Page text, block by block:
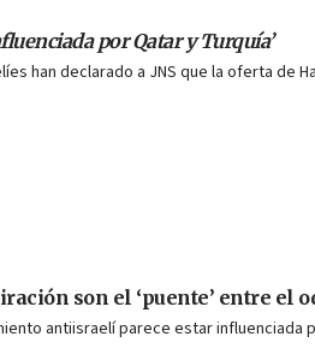
por Qatar y Turquía’
han declarado a JNS que la oferta
son el ‘puente’ entre el
antiisraelí parece estar influenciada